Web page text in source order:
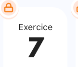
Exercice
7